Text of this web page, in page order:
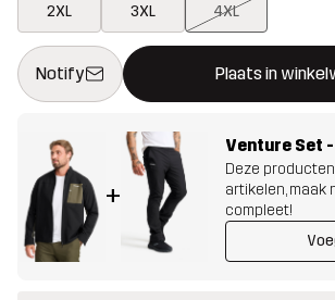
2XL 3XL 4XL
Notify Plaats in
Deze knop opent een modal met de
{{size}} niet beschikbaar
+
Venture Set -
Deze
artikelen, maak
compleet!